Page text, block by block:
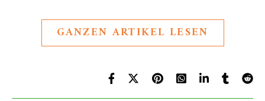
GANZEN ARTIKEL LESEN